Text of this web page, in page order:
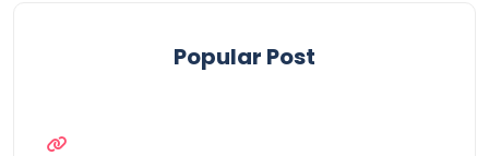
Popular Post